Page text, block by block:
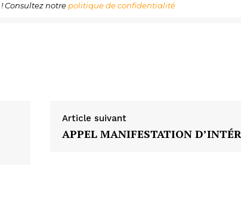
Consultez notre politique de confidentialité
Article suivant
APPEL MANIFESTATION